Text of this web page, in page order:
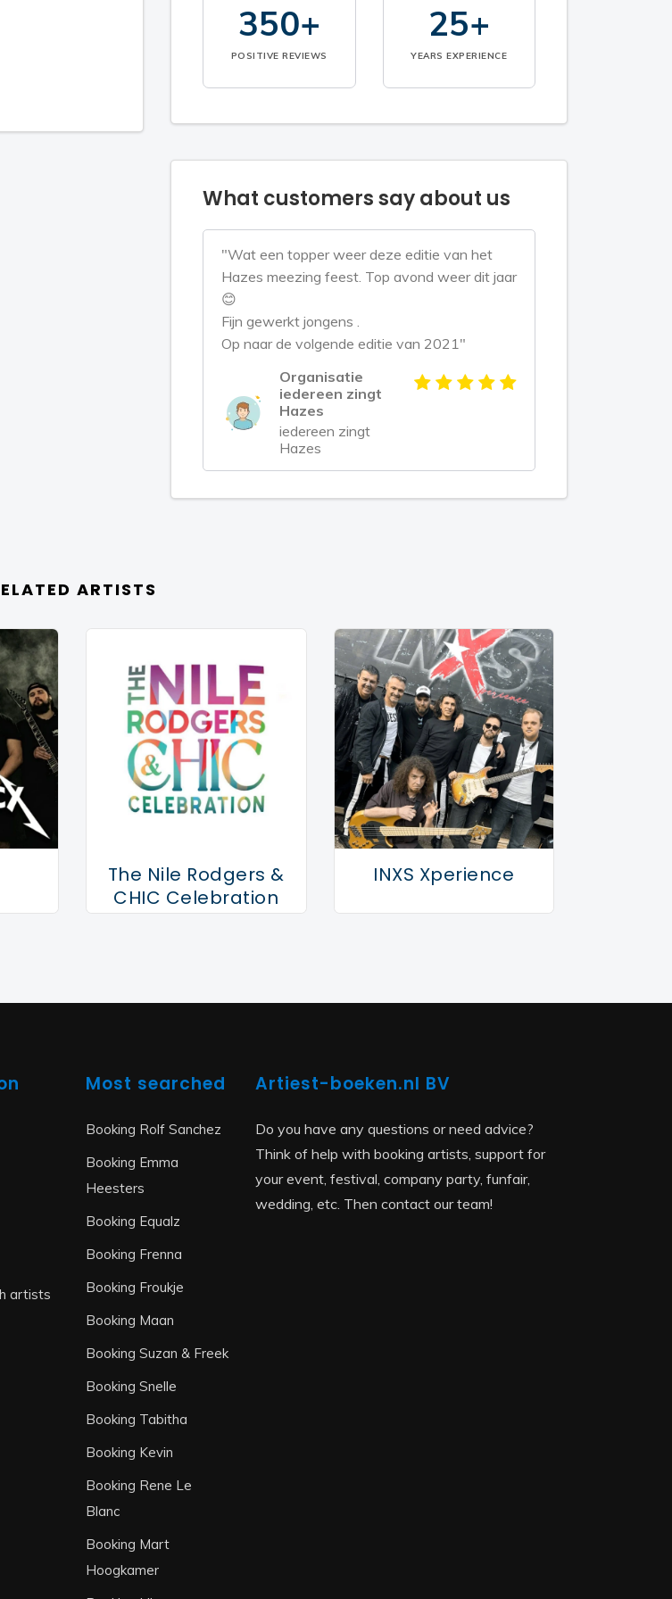
350+
POSITIVE REVIEWS
25+
YEARS EXPERIENCE
What customers say about us
"Wat een topper weer deze editie van het
Hazes meezing feest. Top avond weer dit jaar
😊
Fijn gewerkt jongens .
Op naar de volgende editie van 2021"
Organisatie
iedereen zingt
Hazes
iedereen zingt
Hazes
ARTISTS
The Nile Rodgers &
CHIC Celebration
INXS Xperience
artists
Most searched
Booking Rolf Sanchez
Booking Emma
Heesters
Booking Equalz
Booking Frenna
Booking Froukje
Booking Maan
Booking Suzan & Freek
Booking Snelle
Booking Tabitha
Booking Kevin
Booking Rene Le
Blanc
Booking Mart
Hoogkamer
Artiest-boeken.nl BV
Do you have any questions or need advice?
Think of help with booking artists, support for
your event, festival, company party, funfair,
wedding, etc. Then contact our team!